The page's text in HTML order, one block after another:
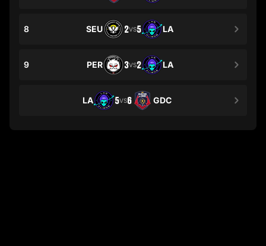
8 SEU 2VS5 LA
9 PER 3VS2 LA
LA 5VS6 GDC